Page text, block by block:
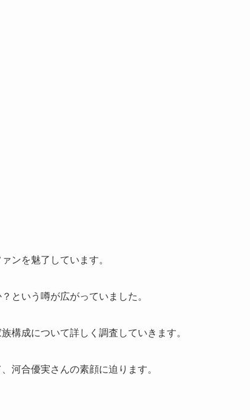
ンを魅了しています。
という噂が広がっていました。
構成について詳しく調査していきます。
河合優実さんの素顔に迫ります。